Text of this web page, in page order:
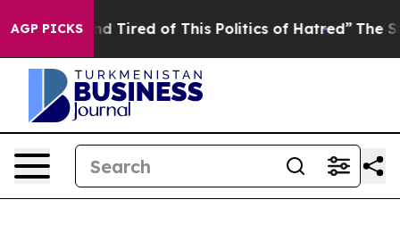
AGP PICKS
and Tired of This Politics of Hatred” The Story